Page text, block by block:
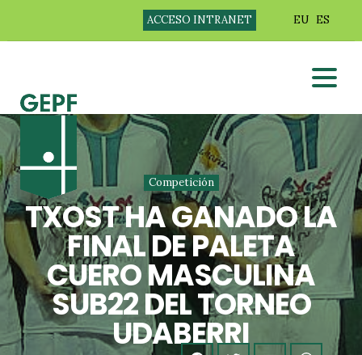
ACCESO INTRANET EU ES
Competición
TXOST HA GANADO LA
FINAL DE PALETA
CUERO MASCULINA
SUB22 DEL TORNEO
UDABERRI